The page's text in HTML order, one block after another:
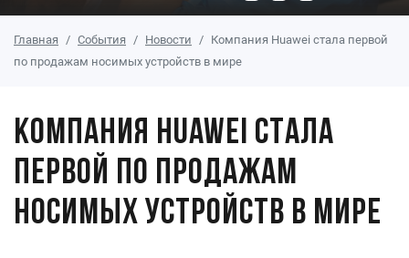
Главная События Новости
Компания Huawei стала первой
по продажам носимых устройств в мире
Компания Huawei стала
первой по продажам
носимых устройств в мире